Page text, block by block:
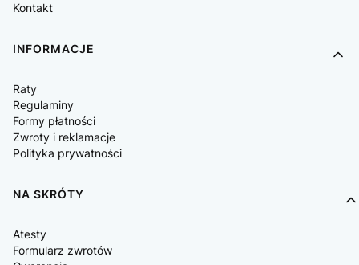
Kontakt
INFORMACJE
Raty
Regulaminy
Formy płatności
Zwroty i reklamacje
Polityka prywatności
NA SKRÓTY
Atesty
Formularz zwrotów